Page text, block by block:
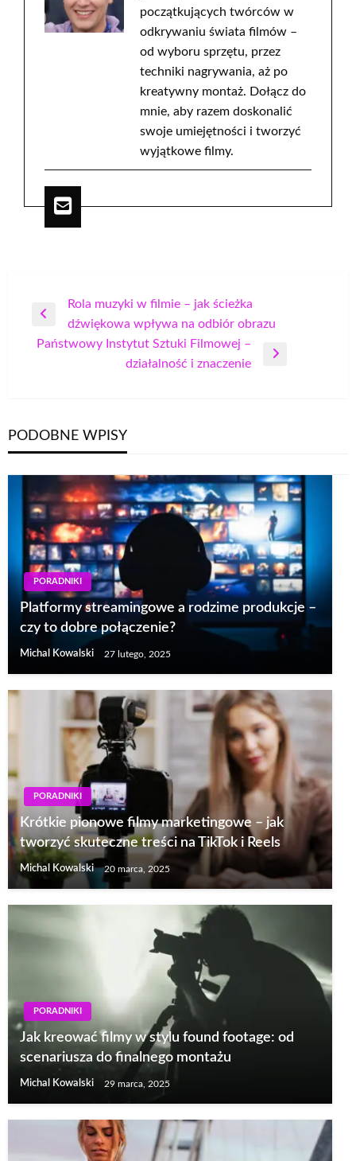
początkujących twórców w
odkrywaniu świata filmów –
od wyboru sprzętu, przez
techniki nagrywania, aż po
kreatywny montaż. Dołącz do
mnie, aby razem doskonalić
swoje umiejętności i tworzyć
wyjątkowe filmy.
Nawigacja
wpisu
Poprzedni
wpis
Rola muzyki w filmie – jak ścieżka
dźwiękowa wpływa na odbiór obrazu
Państwowy Instytut Sztuki Filmowej –
działalność i znaczenie
PODOBNE WPISY
PORADNIKI
Platformy streamingowe a rodzime produkcje –
czy to dobre połączenie?
Michal Kowalski 27 lutego, 2025
PORADNIKI
Krótkie pionowe filmy marketingowe – jak
tworzyć skuteczne treści na TikTok i Reels
Michal Kowalski 20 marca, 2025
PORADNIKI
Jak kreować filmy w stylu found footage: od
scenariusza do finalnego montażu
Michal Kowalski 29 marca, 2025